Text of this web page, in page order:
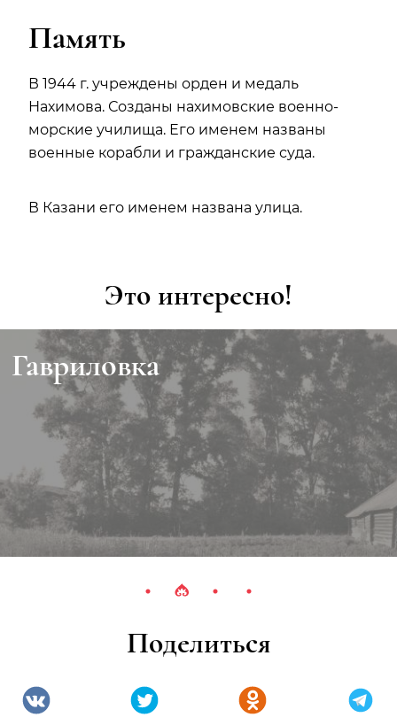
Память
В 1944 г. учреждены орден и медаль
Нахимова. Созданы нахимовские военно-
морские училища. Его именем названы
военные корабли и гражданские суда.
В Казани его именем названа улица.
Это интересно!
Гавриловка
Поделиться